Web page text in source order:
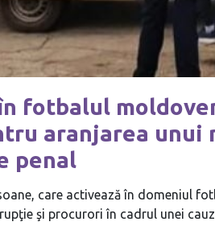
fotbalul
aranjarea unui
penal
care activează în domeniul
şi procurori în cadrul unei